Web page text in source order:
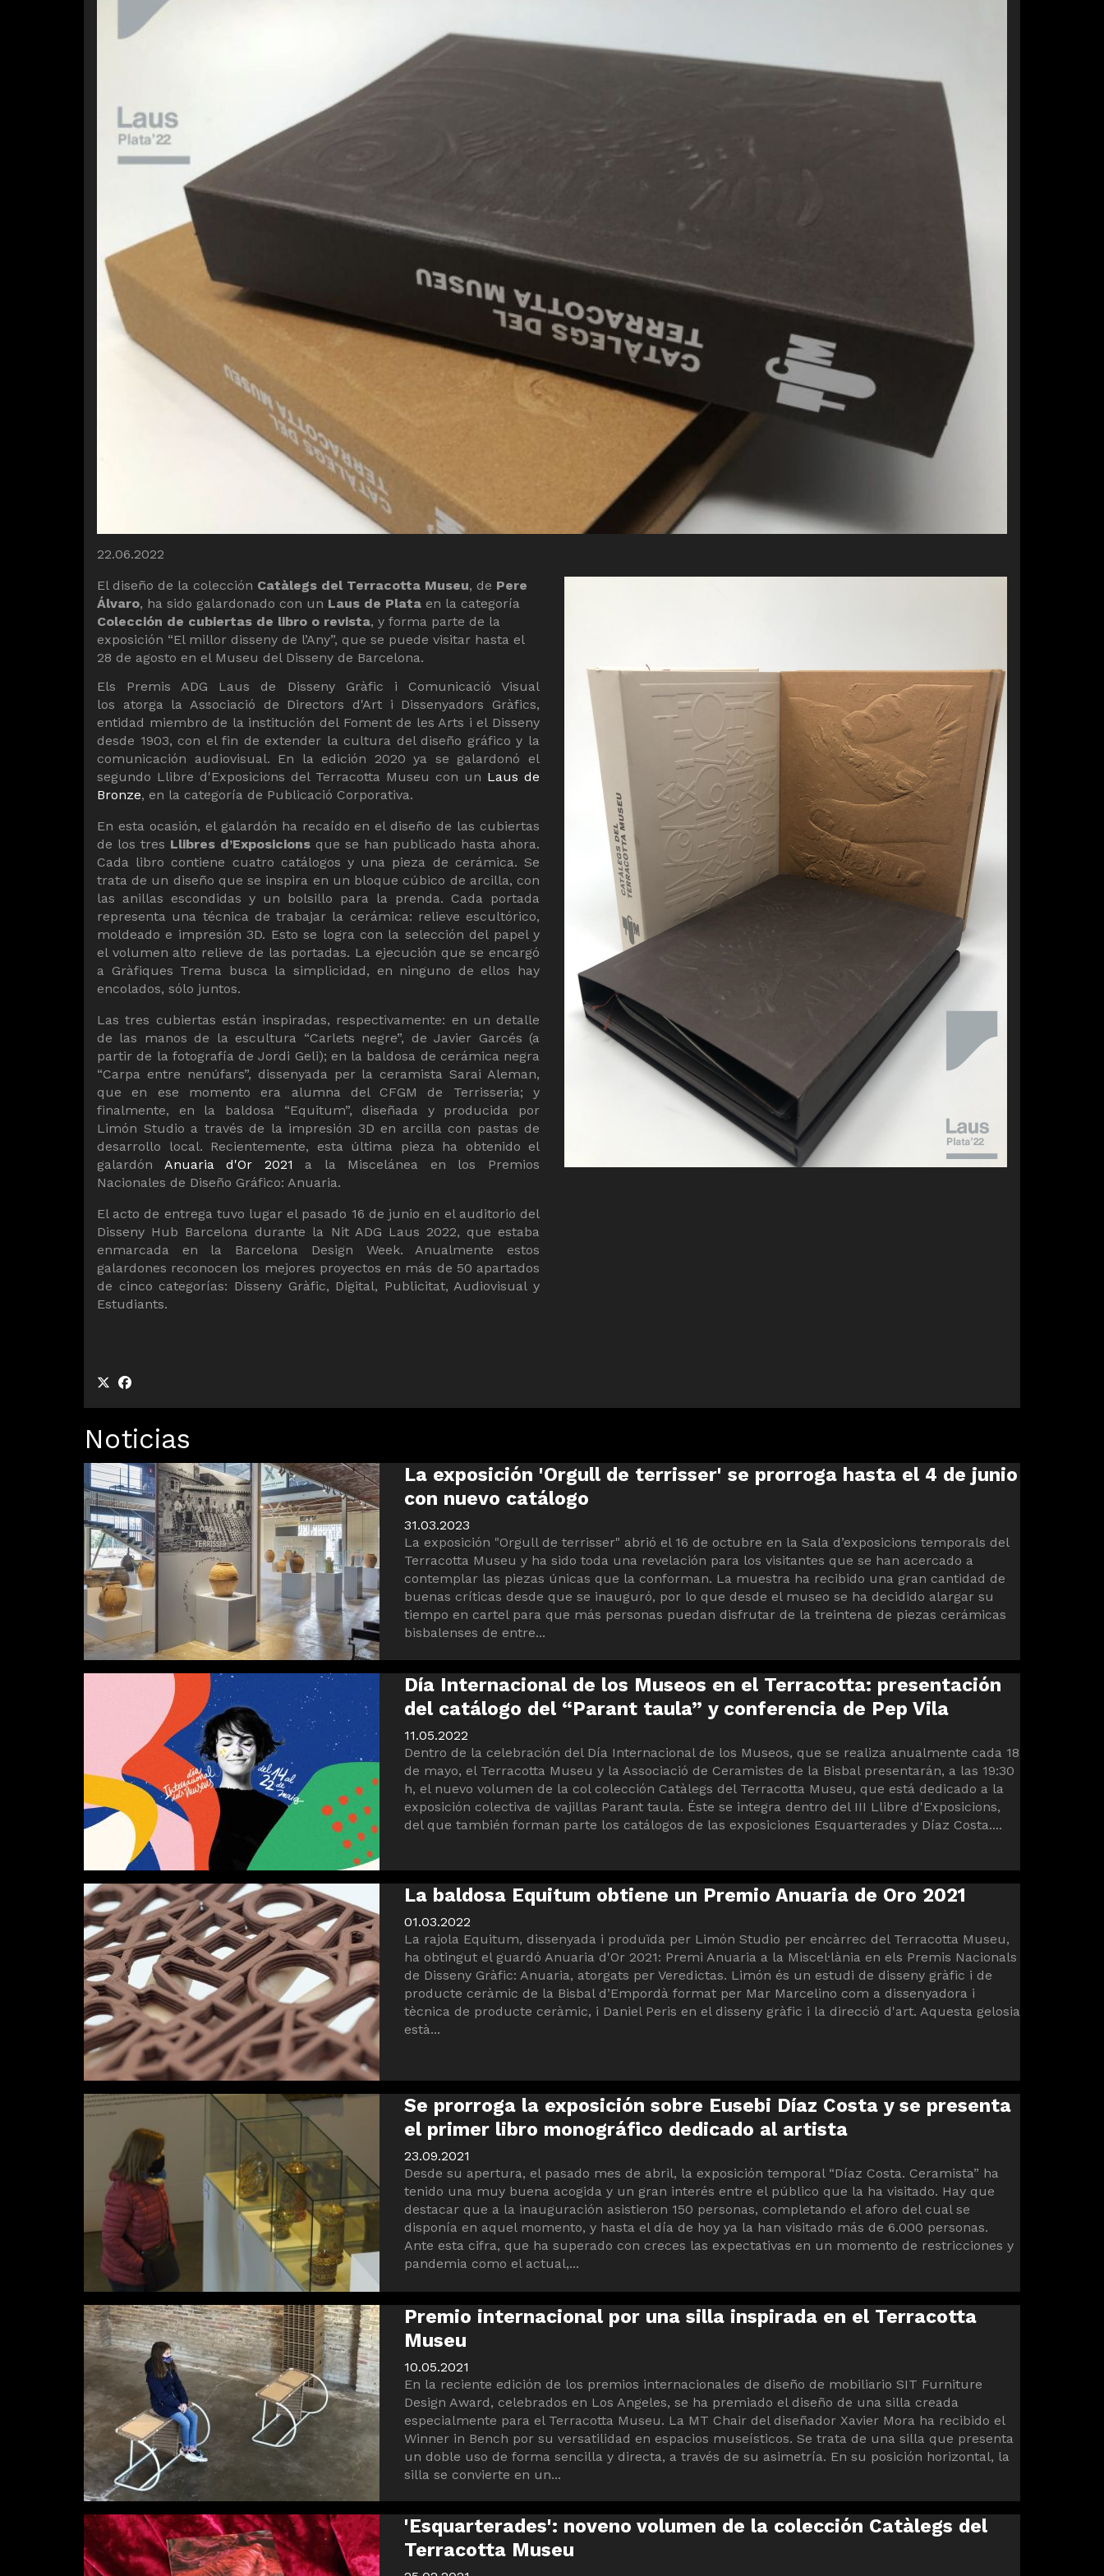
22.06.2022
El diseño de la colección Catàlegs del Terracotta Museu, de Pere
Álvaro, ha sido galardonado con un Laus de Plata en la categoría
Colección de cubiertas de libro o revista, y forma parte de la
exposición “El millor disseny de l’Any”, que se puede visitar hasta el
28 de agosto en el Museu del Disseny de Barcelona.
Els Premis ADG Laus de Disseny Gràfic i Comunicació Visual
los atorga la Associació de Directors d'Art i Dissenyadors Gràfics,
entidad miembro de la institución del Foment de les Arts i el Disseny
desde 1903, con el fin de extender la cultura del diseño gráfico y la
comunicación audiovisual. En la edición 2020 ya se galardonó el
segundo Llibre d'Exposicions del Terracotta Museu con un Laus de
Bronze, en la categoría de Publicació Corporativa.
En esta ocasión, el galardón ha recaído en el diseño de las cubiertas
de los tres Llibres d’Exposicions que se han publicado hasta ahora.
Cada libro contiene cuatro catálogos y una pieza de cerámica. Se
trata de un diseño que se inspira en un bloque cúbico de arcilla, con
las anillas escondidas y un bolsillo para la prenda. Cada portada
representa una técnica de trabajar la cerámica: relieve escultórico,
moldeado e impresión 3D. Esto se logra con la selección del papel y
el volumen alto relieve de las portadas. La ejecución que se encargó
a Gràfiques Trema busca la simplicidad, en ninguno de ellos hay
encolados, sólo juntos.
Las tres cubiertas están inspiradas, respectivamente: en un detalle
de las manos de la escultura “Carlets negre”, de Javier Garcés (a
partir de la fotografía de Jordi Geli); en la baldosa de cerámica negra
“Carpa entre nenúfars”, dissenyada per la ceramista Sarai Aleman,
que en ese momento era alumna del CFGM de Terrisseria; y
finalmente, en la baldosa “Equitum”, diseñada y producida por
Limón Studio a través de la impresión 3D en arcilla con pastas de
desarrollo local. Recientemente, esta última pieza ha obtenido el
galardón Anuaria d'Or 2021 a la Miscelánea en los Premios
Nacionales de Diseño Gráfico: Anuaria.
El acto de entrega tuvo lugar el pasado 16 de junio en el auditorio del
Disseny Hub Barcelona durante la Nit ADG Laus 2022, que estaba
enmarcada en la Barcelona Design Week. Anualmente estos
galardones reconocen los mejores proyectos en más de 50 apartados
de cinco categorías: Disseny Gràfic, Digital, Publicitat, Audiovisual y
Estudiants.
Noticias
La exposición 'Orgull de terrisser' se prorroga hasta el 4 de junio
con nuevo catálogo
31.03.2023
La exposición "Orgull de terrisser" abrió el 16 de octubre en la Sala d’exposicions temporals del
Terracotta Museu y ha sido toda una revelación para los visitantes que se han acercado a
contemplar las piezas únicas que la conforman. La muestra ha recibido una gran cantidad de
buenas críticas desde que se inauguró, por lo que desde el museo se ha decidido alargar su
tiempo en cartel para que más personas puedan disfrutar de la treintena de piezas cerámicas
bisbalenses de entre...
Día Internacional de los Museos en el Terracotta: presentación
del catálogo del “Parant taula” y conferencia de Pep Vila
11.05.2022
Dentro de la celebración del Día Internacional de los Museos, que se realiza anualmente cada 18
de mayo, el Terracotta Museu y la Associació de Ceramistes de la Bisbal presentarán, a las 19:30
h, el nuevo volumen de la col colección Catàlegs del Terracotta Museu, que está dedicado a la
exposición colectiva de vajillas Parant taula. Éste se integra dentro del III Llibre d'Exposicions,
del que también forman parte los catálogos de las exposiciones Esquarterades y Díaz Costa....
La baldosa Equitum obtiene un Premio Anuaria de Oro 2021
01.03.2022
La rajola Equitum, dissenyada i produïda per Limón Studio per encàrrec del Terracotta Museu,
ha obtingut el guardó Anuaria d'Or 2021: Premi Anuaria a la Miscel·lània en els Premis Nacionals
de Disseny Gràfic: Anuaria, atorgats per Veredictas. Limón és un estudi de disseny gràfic i de
producte ceràmic de la Bisbal d’Empordà format per Mar Marcelino com a dissenyadora i
tècnica de producte ceràmic, i Daniel Peris en el disseny gràfic i la direcció d'art. Aquesta gelosia
està...
Se prorroga la exposición sobre Eusebi Díaz Costa y se presenta
el primer libro monográfico dedicado al artista
23.09.2021
Desde su apertura, el pasado mes de abril, la exposición temporal “Díaz Costa. Ceramista” ha
tenido una muy buena acogida y un gran interés entre el público que la ha visitado. Hay que
destacar que a la inauguración asistieron 150 personas, completando el aforo del cual se
disponía en aquel momento, y hasta el día de hoy ya la han visitado más de 6.000 personas.
Ante esta cifra, que ha superado con creces las expectativas en un momento de restricciones y
pandemia como el actual,...
Premio internacional por una silla inspirada en el Terracotta
Museu
10.05.2021
En la reciente edición de los premios internacionales de diseño de mobiliario SIT Furniture
Design Award, celebrados en Los Angeles, se ha premiado el diseño de una silla creada
especialmente para el Terracotta Museu. La MT Chair del diseñador Xavier Mora ha recibido el
Winner in Bench por su versatilidad en espacios museísticos. Se trata de una silla que presenta
un doble uso de forma sencilla y directa, a través de su asimetría. En su posición horizontal, la
silla se convierte en un...
'Esquarterades': noveno volumen de la colección Catàlegs del
Terracotta Museu